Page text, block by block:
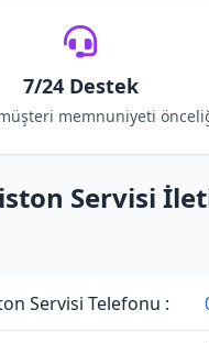
7/24 Destek
memnuniyeti
Servisi
Servisi Telefonu :